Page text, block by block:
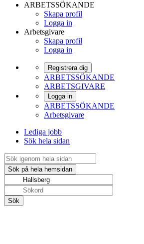
ARBETSSÖKANDE
Skapa profil
Logga in
Arbetsgivare
Skapa profil
Logga in
Registrera dig
ARBETSSÖKANDE
ARBETSGIVARE
Logga in
ARBETSSÖKANDE
Arbetsgivare
Lediga jobb
Sök hela sidan